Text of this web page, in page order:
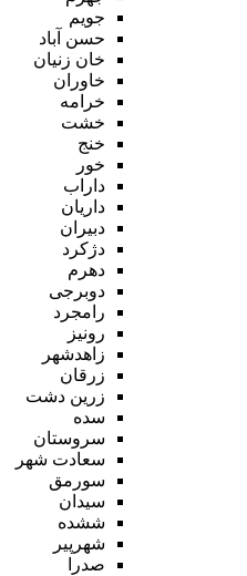
جویم
حسن آباد
خان زنیان
خاوران
خرامه
خشت
خنج
خور
داراب
داریان
دبیران
دژکرد
دهرم
دوبرجی
رامجرد
رونیز
زاهدشهر
زرقان
زرین دشت
سده
سروستان
سعادت شهر
سورمق
سیدان
ششده
شهرپیر
صدرا